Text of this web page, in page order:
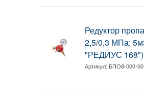
Редуктор
2,5/0,3 МПа;
"РЕДИУС
Артикул: БПО8-000-00